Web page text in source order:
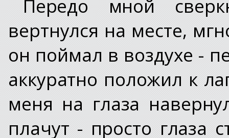
Передо мной
вертнулся на месте,
он поймал в воздухе -
аккуратно положил к
меня на глаза
плачут - просто глаза